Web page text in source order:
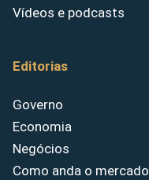
Vídeos e podcasts
Editorias
Governo
Economia
Negócios
Como anda o mercado